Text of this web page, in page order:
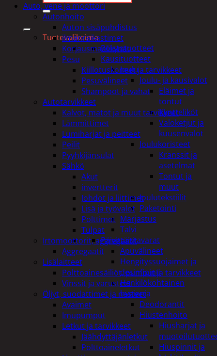
Tuotevalikoima
Poistotuotteet
Kausituotteet
Joulu
Joulu- ja kausivalot
Eläimet ja
tontut
Kyntteliköt
Valoketjut ja
kuusenvalot
Joulukoristeet
Kranssit ja
asetelmat
Tontut ja
muut
Joulutekstiilit
Paketointi
Marjastus
Talvi
Päivittäistavarat
Apuvälineet
Hengityssuojaimet ja
desinfiointi
Henkilökohtainen
hygienia
Deodorantit
Hiustenhoito
Hiusharjat ja
Hiuspinnit ja
Auto, vene ja moottori
Autonhoito
Auton sisäpuhdistus
ilmanraikastimet
Korjausmaalikynät
Pesu
Kiillotuskoneet ja tarvikkeet
Pesuvälineet
Shampoot ja vahat
Autotarvikkeet
Kalvot, matot ja muut tarvikkeet
Lämmittimet
Lumiharjat ja peitteet
Peilit
Pyyhkijänsulat
Sähkö
Akut
invertterit
Johdot ja liittimet
Lisä ja työvalot
Polttimot
Tulpat
Irtomoottorit, aggregaatit
Aggregaatit
Lisälaitteet
Polttoainesäiliöt, pumput ja tarvikkeet
Vinssit ja varusteet
Öljyt, suodattimet ja nesteet
Avaimet
Imupumput
Letkut ja tarvikkeet
Jäähdyttäjänletkut
Polttoaineletkut